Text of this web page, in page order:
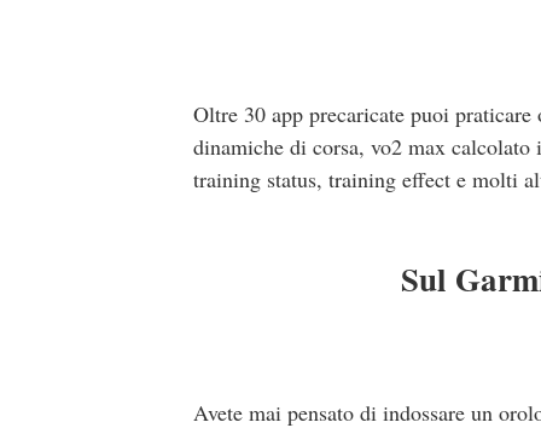
Oltre 30 app precaricate puoi
dinamiche di corsa, vo2 max
training status, training effect e molti
Sul
Avete mai pensato di indossare un